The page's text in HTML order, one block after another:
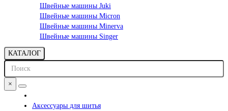
Швейные машины Juki
Швейные машины Micron
Швейные машины Minerva
Швейные машины Singer
КАТАЛОГ
×
Аксессуары для шитья